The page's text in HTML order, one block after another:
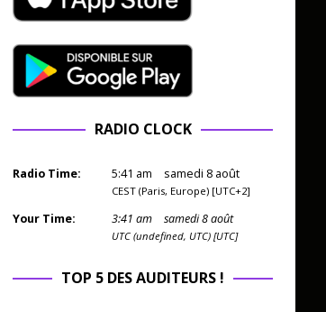
RADIO CLOCK
Radio Time: 5:41 am samedi 8 août
CEST (Paris, Europe) [UTC+2]
Your Time: 3:41 am samedi 8 août
UTC (undefined, UTC) [UTC]
TOP 5 DES AUDITEURS !